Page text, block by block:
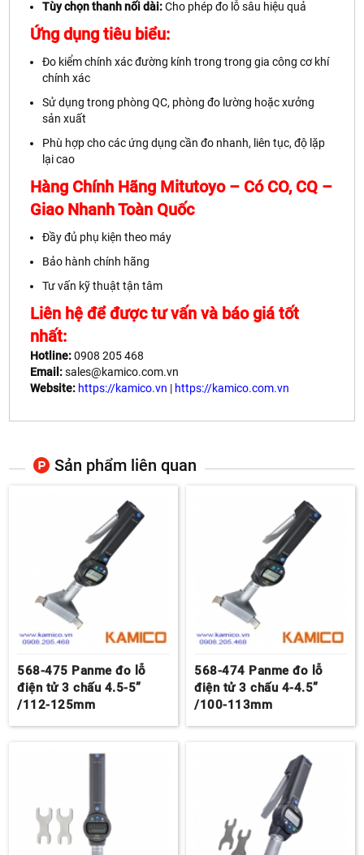
Tùy chọn thanh nối dài:Cho phép đo lỗ sâu hiệu quả
Ứng dụng tiêu biểu:
Đo kiểm chính xác đường kính trong trong gia công cơ khí
chính xác
Sử dụng trong phòng QC, phòng đo lường hoặc xưởng
sản xuất
Phù hợp cho các ứng dụng cần đo nhanh, liên tục, độ lặp
lại cao
Hàng Chính Hãng Mitutoyo – Có CO, CQ –
Giao Nhanh Toàn Quốc
Đầy đủ phụ kiện theo máy
Bảo hành chính hãng
Tư vấn kỹ thuật tận tâm
Liên hệ để được tư vấn và báo giá tốt
nhất:
Hotline:0908 205 468
Email:sales@kamico.com.vn
Website: https://kamico.vn | https://kamico.com.vn
Sản phẩm liên quan
568-475 Panme đo lỗ
điện tử 3 chấu 4.5-5”
/112-125mm
568-474 Panme đo lỗ
điện tử 3 chấu 4-4.5”
/100-113mm